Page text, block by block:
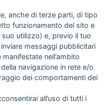
Vedi tutti
anche di terze parti, di tipo
funzionamento del sito e
utilizzo) e, previo il tuo
messaggi pubblicitari
nell’ambito
navigazione in rete e/o
dei comportamenti dei
all’uso di tutti i